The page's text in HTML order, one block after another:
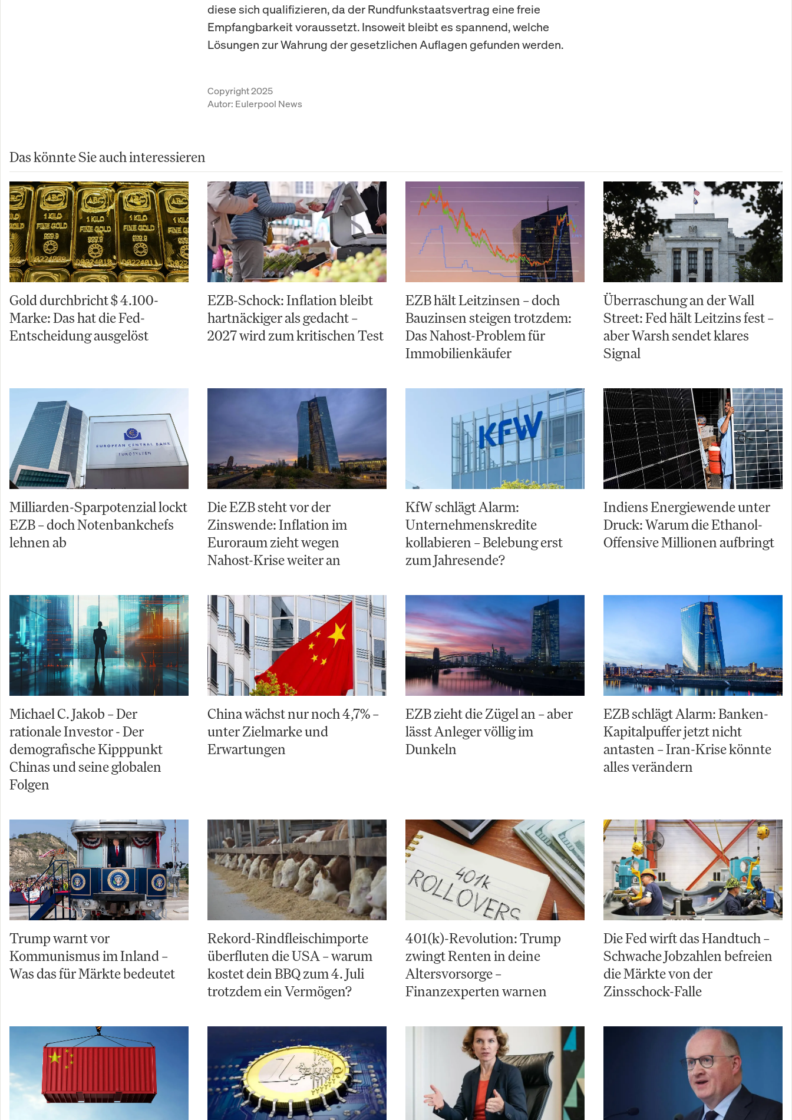
diese sich qualifizieren, da der Rundfunkstaatsvertrag eine freie
Empfangbarkeit voraussetzt. Insoweit bleibt es spannend, welche
Lösungen zur Wahrung der gesetzlichen Auflagen gefunden werden.
Copyright 2025
Autor: Eulerpool News
Das könnte Sie auch interessieren
Gold durchbricht $ 4.100-
Marke: Das hat die Fed-
Entscheidung ausgelöst
EZB-Schock: Inflation bleibt
hartnäckiger als gedacht –
2027 wird zum kritischen Test
EZB hält Leitzinsen – doch
Bauzinsen steigen trotzdem:
Das Nahost-Problem für
Immobilienkäufer
Überraschung an der Wall
Street: Fed hält Leitzins fest –
aber Warsh sendet klares
Signal
Milliarden-Sparpotenzial lockt
EZB – doch Notenbankchefs
lehnen ab
Die EZB steht vor der
Zinswende: Inflation im
Euroraum zieht wegen
Nahost-Krise weiter an
KfW schlägt Alarm:
Unternehmenskredite
kollabieren – Belebung erst
zum Jahresende?
Indiens Energiewende unter
Druck: Warum die Ethanol-
Offensive Millionen aufbringt
Michael C. Jakob – Der
rationale Investor - Der
demografische Kipppunkt
Chinas und seine globalen
Folgen
China wächst nur noch 4,7% –
unter Zielmarke und
Erwartungen
EZB zieht die Zügel an – aber
lässt Anleger völlig im
Dunkeln
EZB schlägt Alarm: Banken-
Kapitalpuffer jetzt nicht
antasten – Iran-Krise könnte
alles verändern
Trump warnt vor
Kommunismus im Inland –
Was das für Märkte bedeutet
Rekord-Rindfleischimporte
überfluten die USA – warum
kostet dein BBQ zum 4. Juli
trotzdem ein Vermögen?
401(k)-Revolution: Trump
zwingt Renten in deine
Altersvorsorge –
Finanzexperten warnen
Die Fed wirft das Handtuch –
Schwache Jobzahlen befreien
die Märkte von der
Zinsschock-Falle